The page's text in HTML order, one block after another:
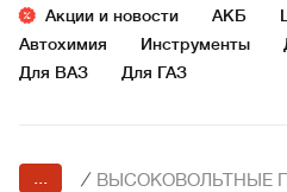
Акции и новости АКБ
Автохимия
Инструменты
Для ВАЗ
Для ГАЗ
... / ВЫСОКОВОЛЬТНЫЕ